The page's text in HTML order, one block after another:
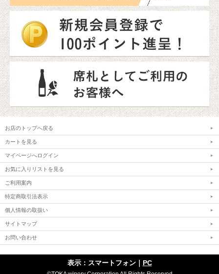
お店のトップへ戻る
カートを見る
マイページへログイン
お気に入りリストを見る
ご利用案内
特定商取引法表示
個人情報の取扱い
サイトマップ
お問い合わせ
表示：スマートフォン｜ PC